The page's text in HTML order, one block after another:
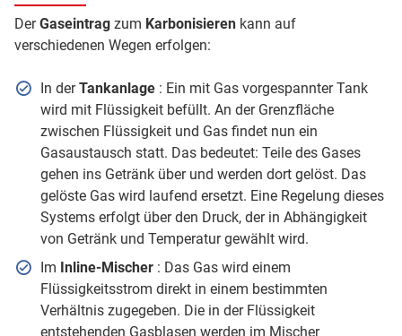
DerGaseintrag zum Karbonisieren kann auf
verschiedenen Wegen erfolgen:
In derTankanlage: Ein mit Gas vorgespannter Tank
wird mit Flüssigkeit befüllt. An der Grenzfläche
zwischen Flüssigkeit und Gas findet nun ein
Gasaustausch statt. Das bedeutet: Teile des Gases
gehen ins Getränk über und werden dort gelöst. Das
gelöste Gas wird laufend ersetzt. Eine Regelung dieses
Systems erfolgt über den Druck, der in Abhängigkeit
von Getränk und Temperatur gewählt wird.
Im Inline-Mischer: Das Gas wird einem
Flüssigkeitsstrom direkt in einem bestimmten
Verhältnis zugegeben. Die in der Flüssigkeit
entstehenden Gasblasen werden im Mischer